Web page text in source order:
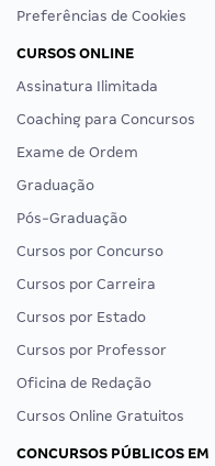
Preferências de Cookies
CURSOS ONLINE
Assinatura Ilimitada
Coaching para Concursos
Exame de Ordem
Graduação
Pós-Graduação
Cursos por Concurso
Cursos por Carreira
Cursos por Estado
Cursos por Professor
Oficina de Redação
Cursos Online Gratuitos
CONCURSOS PÚBLICOS EM